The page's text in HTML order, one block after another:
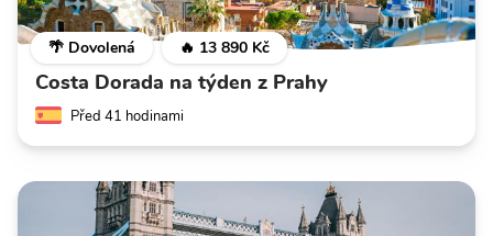
🌴 Dovolená 🔥 13 890 Kč
Costa Dorada na týden z Prahy
Před 41 hodinami